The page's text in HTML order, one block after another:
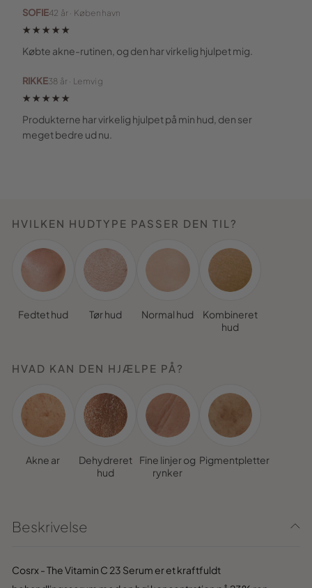
SOFIE42 år · København
★★★★★
Købte akne-rutinen, og den har virkelig hjulpet mig.
RIKKE38 år · Lemvig
★★★★★
Produkterne har virkelig hjulpet på min hud, den ser
meget bedre ud nu.
Beskrivelse
Cosrx - The Vitamin C 23 Serum er et kraftfuldt
HVILKEN HUDTYPE PASSER DEN TIL?
Fedtet hud Tør hud Normal hud
Kombineret
hud
HVAD KAN DEN HJÆLPE PÅ?
Akne ar
Dehydreret
hud
Fine linjer og
rynker
Pigmentpletter